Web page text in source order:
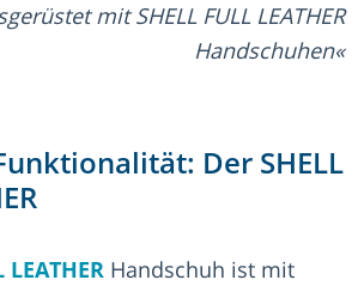
mit SHELL FULL LEATHER
Handschuhen
Der SHELL
LEATHER Handschuh ist mit